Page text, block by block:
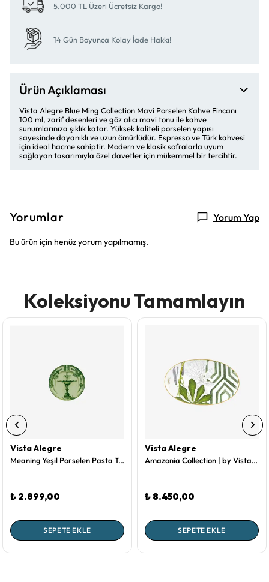
5.000 TL Üzeri Ücretsiz Kargo!
14 Gün Boyunca Kolay İade Hakkı!
Ürün Açıklaması
Vista Alegre Blue Ming Collection Mavi Porselen Kahve Fincanı
100 ml, zarif desenleri ve göz alıcı mavi tonu ile kahve
sunumlarınıza şıklık katar. Yüksek kaliteli porselen yapısı
sayesinde dayanıklı ve uzun ömürlüdür. Espresso ve Türk kahvesi
için ideal hacme sahiptir. Modern ve klasik sofralarla uyum
sağlayan tasarımıyla özel davetler için mükemmel bir tercihtir.
Yorumlar Yorum Yap
Bu ürün için henüz yorum yapılmamış.
Koleksiyonu Tamamlayın
Vista Alegre
Meaning Yeşil Porselen Pasta Tabağı 17 Cm
₺ 2.899,00
SEPETE EKLE
Vista Alegre
Amazonia Collection | by Vista Alegre Yeşil Porselen Servis Tabağı 29 Cm
₺ 8.450,00
SEPETE EKLE